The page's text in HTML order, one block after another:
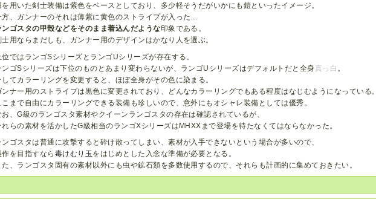
を用いた剣士装備は紫色をベースとしており、多少軽そうだがいかにも鎧といったイメージ。
方、ガンナーのそれは薄紫に黄色のストライプが入った…
ンゴスタの甲殻などをそのまま着込んだような印象である。
士用ならまだしも、ガンナー用のデザインはかなり人を選ぶ。
位ではランゴSシリーズとランゴUシリーズが存在する。
ンゴSシリーズは下位のものとあまり変わらないが、ランゴUシリーズはデフォルトだと全身真っ白 。
してカラーリングを変更すると、ほぼ全身がその色に染まる。
ンナー用のストライプは黒色に変更されており、どんなカラーリングでもある程度はなじむようになっている。
こまで自由にカラーリングできる装備も珍しいので、意外にもオシャレ装備としては優秀。
お、G級のランゴスタ素材やクイーンランゴスタの存在は確認されているが、
れらの素材を活かしたG級相当のランゴXシリーズはMHXXまで登場を待たなくてはならなかった。
ンゴスタは普通に攻撃すると砕け散ってしまい、素材が入手できないという場合が多いので、
作を目指すなら 毒けむり玉をはじめとした入念な準備が必要となる。
た、ランゴスタ固有の素材以外にも虫や鉱石類を多数使用するので、それらも計画的に集めておきたい。